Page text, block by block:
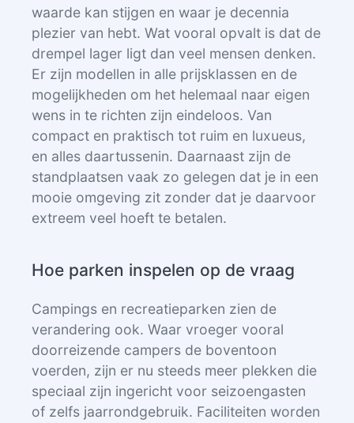
waarde kan stijgen en waar je decennia
plezier van hebt. Wat vooral opvalt is dat de
drempel lager ligt dan veel mensen denken.
Er zijn modellen in alle prijsklassen en de
mogelijkheden om het helemaal naar eigen
wens in te richten zijn eindeloos. Van
compact en praktisch tot ruim en luxueus,
en alles daartussenin. Daarnaast zijn de
standplaatsen vaak zo gelegen dat je in een
mooie omgeving zit zonder dat je daarvoor
extreem veel hoeft te betalen.
Hoe parken inspelen op de vraag
Campings en recreatieparken zien de
verandering ook. Waar vroeger vooral
doorreizende campers de boventoon
voerden, zijn er nu steeds meer plekken die
speciaal zijn ingericht voor seizoengasten
of zelfs jaarrondgebruik. Faciliteiten worden